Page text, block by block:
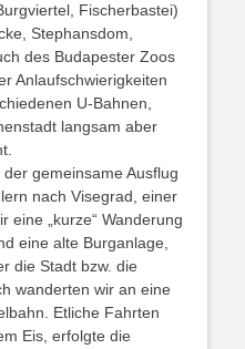
Fischerbastei)
Stephansdom,
des Budapester Zoos
Anlaufschwierigkeiten
U-Bahnen,
langsam aber
gemeinsame Ausflug
nach Visegrad, einer
eine „kurze“ Wanderung
eine alte Burganlage,
die Stadt bzw. die
wanderten wir an eine
Etliche Fahrten
Eis, erfolgte die